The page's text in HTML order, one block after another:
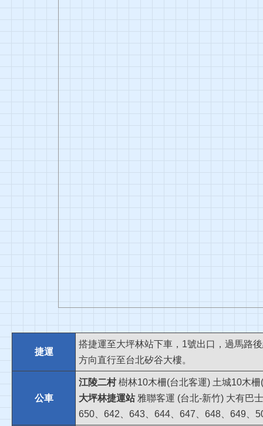
捷運
搭捷運至大坪林站下車，1號出口，過馬路
方向直行至台北矽谷大樓。
公車
江陵二村樹林10木柵(台北客運) 土城10木柵
大坪林捷運站雅聯客運 (台北-新竹) 大有巴
650、642、643、644、647、648、649、